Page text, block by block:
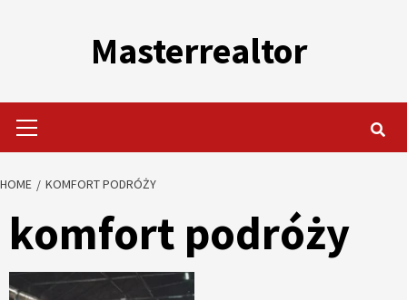
Masterrealtor
Menu
HOME KOMFORT PODRÓŻY
komfort podróży